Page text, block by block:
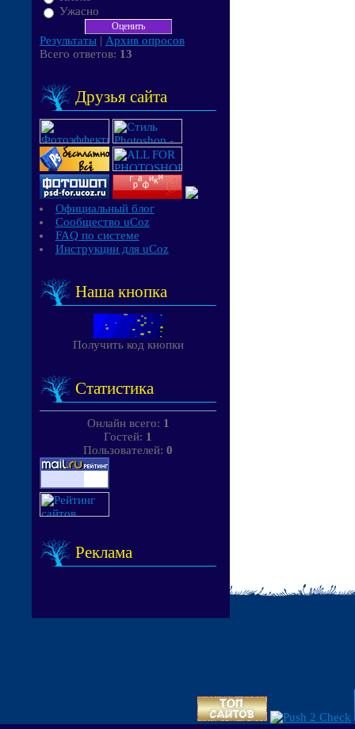
Ужасно
Результаты | Архив опросов
Всего ответов: 13
Друзья сайта
Официальный блог
Сообщество uCoz
FAQ по системе
Инструкции для uCoz
Наша кнопка
Получить код кнопки
Статистика
Онлайн всего: 1
Гостей: 1
Пользователей: 0
Реклама